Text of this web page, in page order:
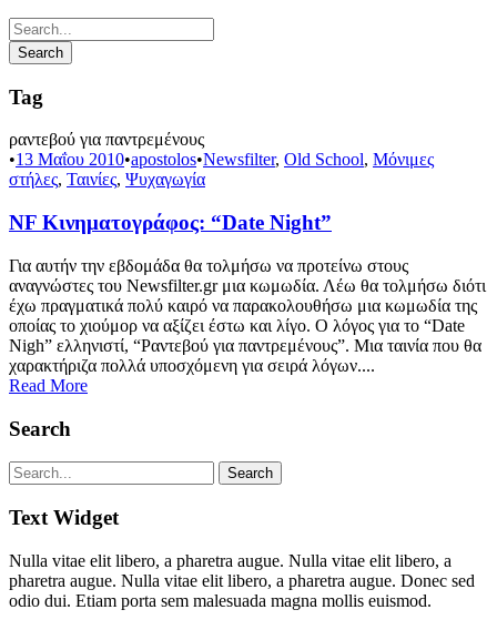
Tag
ραντεβού για παντρεμένους
•13 Μαΐου 2010•apostolos•Newsfilter, Old School, Μόνιμες
στήλες, Ταινίες, Ψυχαγωγία
NF Κινηματογράφος: “Date Night”
Για αυτήν την εβδομάδα θα τολμήσω να προτείνω στους
αναγνώστες του Newsfilter.gr μια κωμωδία. Λέω θα τολμήσω διότι
έχω πραγματικά πολύ καιρό να παρακολουθήσω μια κωμωδία της
οποίας το χιούμορ να αξίζει έστω και λίγο. Ο λόγος για το “Date
Nigh” ελληνιστί, “Ραντεβού για παντρεμένους”. Μια ταινία που θα
χαρακτήριζα πολλά υποσχόμενη για σειρά λόγων....
Read More
Search
Text Widget
Nulla vitae elit libero, a pharetra augue. Nulla vitae elit libero, a
pharetra augue. Nulla vitae elit libero, a pharetra augue. Donec sed
odio dui. Etiam porta sem malesuada magna mollis euismod.